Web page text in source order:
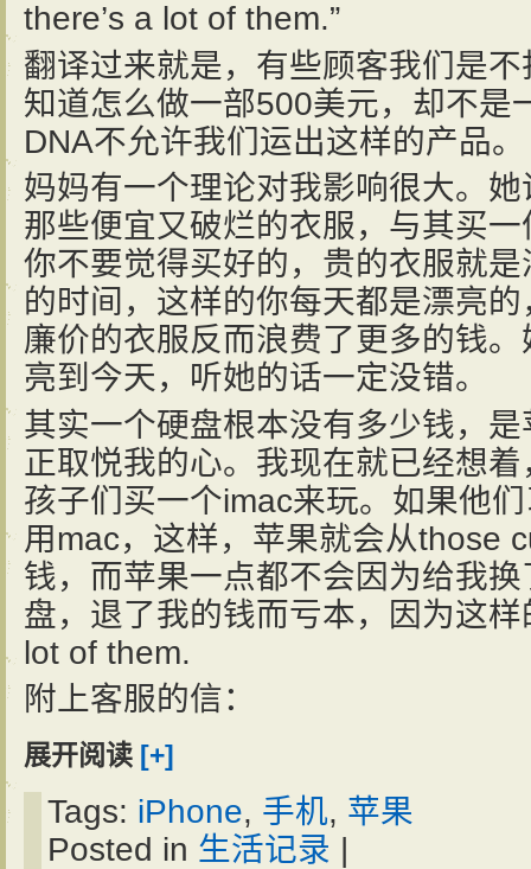
there’s a lot of them.”
翻译过来就是，有些顾客我们是
知道怎么做一部500美元，却不是
DNA不允许我们运出这样的产品。
妈妈有一个理论对我影响很大。
那些便宜又破烂的衣服，与其买
你不要觉得买好的，贵的衣服就
的时间，这样的你每天都是漂亮
廉价的衣服反而浪费了更多的钱
亮到今天，听她的话一定没错。
其实一个硬盘根本没有多少钱，
正取悦我的心。我现在就已经想
孩子们买一个imac来玩。如果他
用mac，这样，苹果就会从those
钱，而苹果一点都不会因为给我
盘，退了我的钱而亏本，因为这
lot of them.
附上客服的信：
展开阅读 [+]
Tags: iPhone, 手机, 苹果
Posted in 生活记录 |